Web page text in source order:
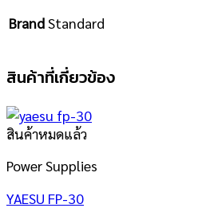
BrandStandard
สินค้าที่เกี่ยวข้อง
สินค้าหมดแล้ว
Power Supplies
YAESU FP-30